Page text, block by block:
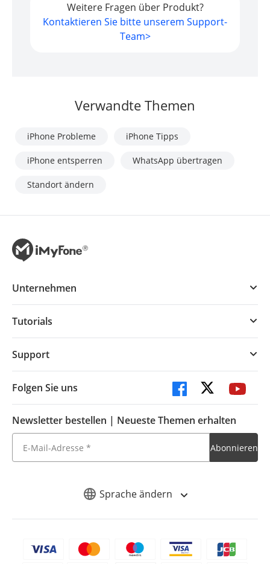
Weitere Fragen über Produkt?
Kontaktieren Sie bitte unserem Support-
Team>
Verwandte Themen
iPhone Probleme iPhone Tipps
iPhone entsperren WhatsApp übertragen
Standort ändern
Sprache ändern
Unternehmen
Tutorials
Support
Folgen Sie uns
Newsletter bestellen | Neueste Themen erhalten